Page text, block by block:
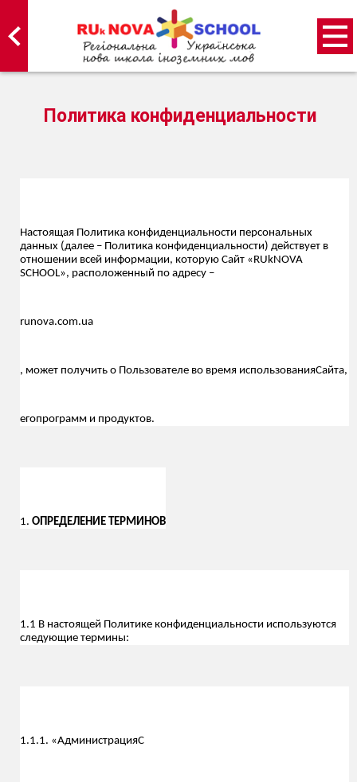
Политика конфиденциальности
Настоящая Политика конфиденциальности персональных
данных (далее – Политика конфиденциальности) действует в
отношении всей информации, которую Сайт «RUkNOVA
SCHOOL», расположенный по адресу –
runova.com.ua
, может получить о Пользователе во время использованияСайта,
егопрограмм и продуктов.
1. ОПРЕДЕЛЕНИЕ ТЕРМИНОВ
1.1 В настоящей Политике конфиденциальности используются
следующие термины:
1.1.1. «АдминистрацияС